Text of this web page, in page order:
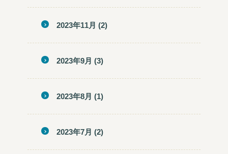
2023年11月 (2)
2023年9月 (3)
2023年8月 (1)
2023年7月 (2)